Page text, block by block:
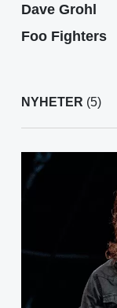
Dave Grohl
Foo Fighters
NYHETER (5)